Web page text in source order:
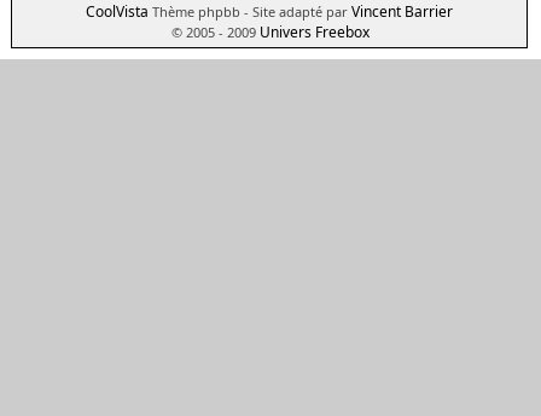
CoolVista Thème phpbb - Site adapté par Vincent Barrier
© 2005 - 2009 Univers Freebox